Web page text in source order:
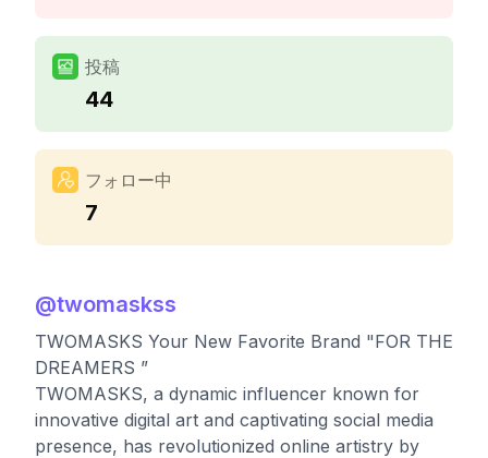
投稿
44
フォロー中
7
@twomaskss
TWOMASKS Your New Favorite Brand "FOR THE
DREAMERS ”
TWOMASKS, a dynamic influencer known for
innovative digital art and captivating social media
presence, has revolutionized online artistry by